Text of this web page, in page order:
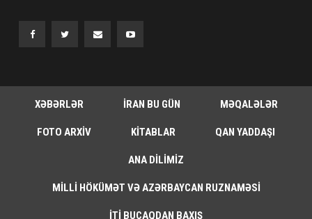
XƏBƏRLƏR İRAN BU GÜN MƏQALƏLƏR
FOTO ARXIV KITABLAR QAN YADDAŞI
ANA DILIMIZ
MILLI HÖKÜMƏT VƏ AZƏRBAYCAN RUZNAMƏSI
İTI BUCAQDAN BAXIŞ